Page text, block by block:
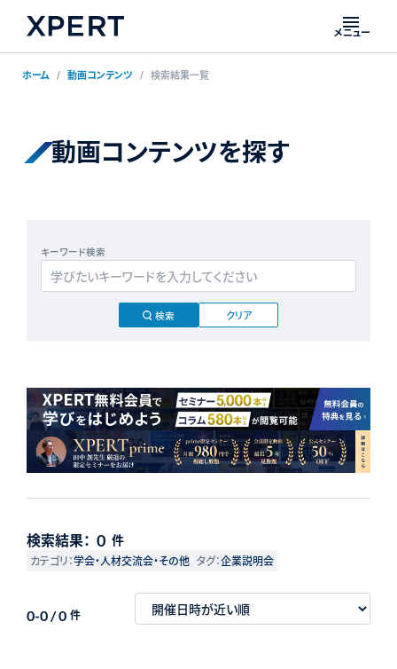
メニュー
ホーム 動画コンテンツ 検索結果一覧
動画コンテンツを探す
キーワード検索
検索 クリア
検索結果： 0 件
カテゴリ：学会・人材交流会・その他 タグ：企業説明会
0-0 / 0 件